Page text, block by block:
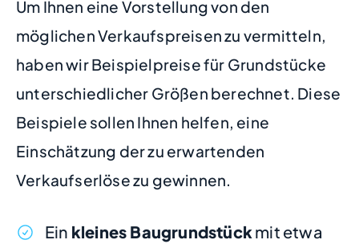
Um Ihnen eine Vorstellung von den
möglichen Verkaufspreisen zu vermitteln,
haben wir Beispielpreise für Grundstücke
unterschiedlicher Größen berechnet. Diese
Beispiele sollen Ihnen helfen, eine
Einschätzung der zu erwartenden
Verkaufserlöse zu gewinnen.
Ein kleines Baugrundstückmit etwa